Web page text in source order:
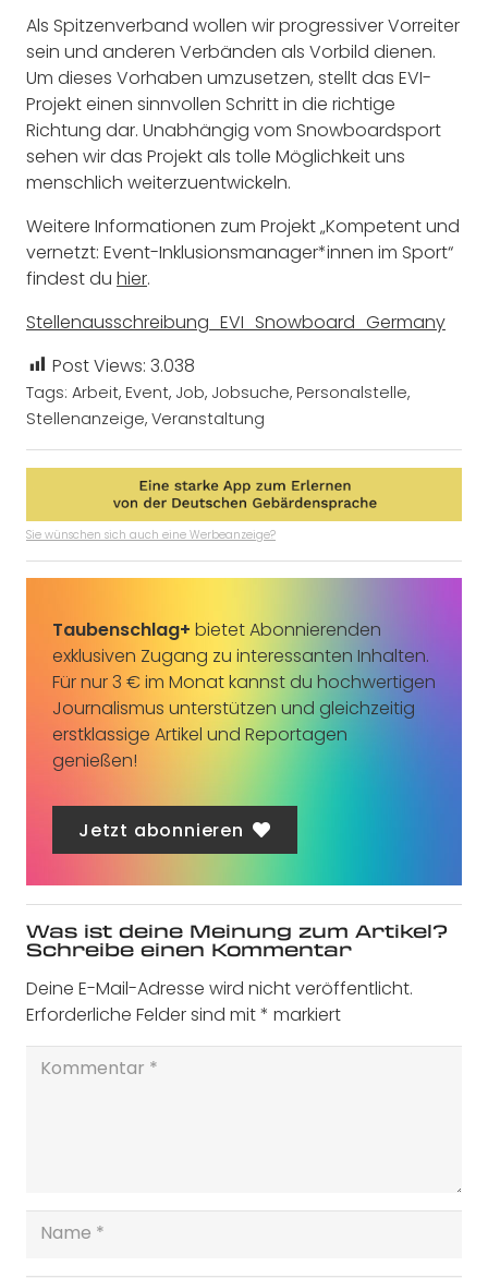
Als Spitzenverband wollen wir progressiver Vorreiter
sein und anderen Verbänden als Vorbild dienen.
Um dieses Vorhaben umzusetzen, stellt das EVI-
Projekt einen sinnvollen Schritt in die richtige
Richtung dar. Unabhängig vom Snowboardsport
sehen wir das Projekt als tolle Möglichkeit uns
menschlich weiterzuentwickeln.
Weitere Informationen zum Projekt „Kompetent und
vernetzt: Event-Inklusionsmanager*innen im Sport“
findest du hier.
Stellenausschreibung_EVI_Snowboard_Germany
Post Views: 3.038
Tags: Arbeit, Event, Job, Jobsuche, Personalstelle,
Stellenanzeige, Veranstaltung
Sie wünschen sich auch eine Werbeanzeige?
Taubenschlag+ bietet Abonnierenden
exklusiven Zugang zu interessanten Inhalten.
Für nur 3 € im Monat kannst du hochwertigen
Journalismus unterstützen und gleichzeitig
erstklassige Artikel und Reportagen
genießen!
Jetzt abonnieren
Was ist deine Meinung zum Artikel?
Schreibe einen Kommentar
Deine E-Mail-Adresse wird nicht veröffentlicht.
Erforderliche Felder sind mit* markiert